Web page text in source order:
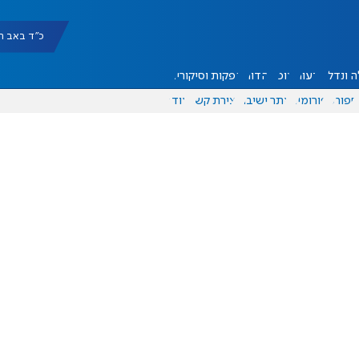
כ"ד באב תשפ"ו
ונדל"ן דעות אוכל יהדות הפקות וסיקורים
ספורט פורומים אתר ישיבה יצירת קשר עוד